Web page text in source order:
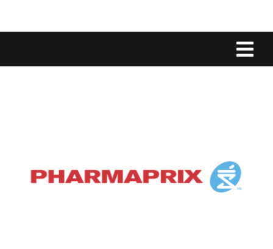
Événements